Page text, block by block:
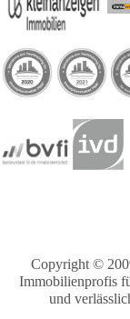
Copyright ©
Immobilienprofis
und